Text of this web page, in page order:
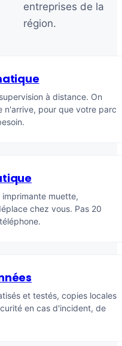
entreprises de la
région.
à distance. On
n'arrive, pour que votre parc
muette,
chez vous. Pas 20
et testés, copies locales
en cas d'incident, de